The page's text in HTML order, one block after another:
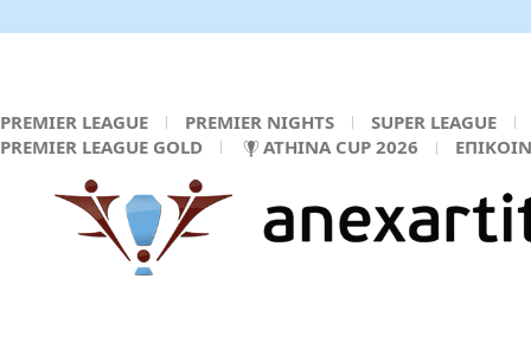
PREMIER LEAGUE PREMIER NIGHTS
SUPER LEAGUE
PREMIER LEAGUE GOLD
ATHINA CUP 2026